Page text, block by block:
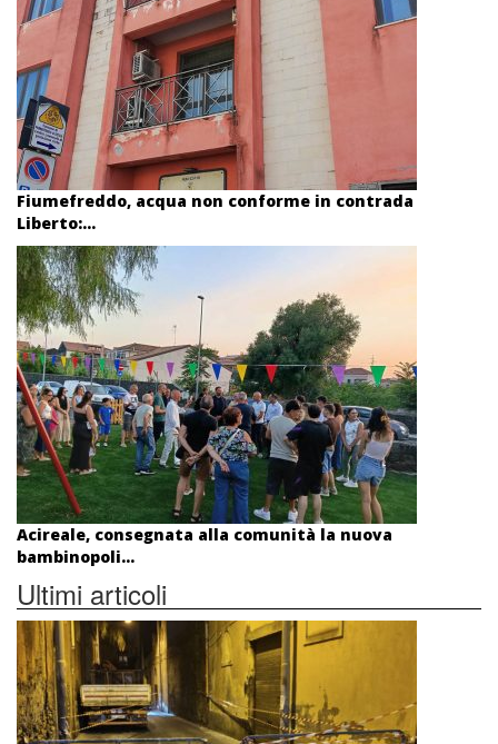
Fiumefreddo, acqua non conforme in contrada
Liberto:...
Acireale, consegnata alla comunità la nuova
bambinopoli...
Ultimi articoli